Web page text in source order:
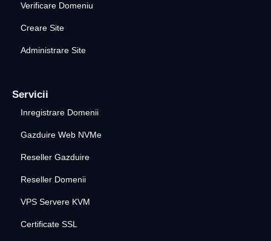
Verificare Domeniu
Creare Site
Administrare Site
Servicii
Inregistrare Domenii
Gazduire Web NVMe
Reseller Gazduire
Reseller Domenii
VPS Servere KVM
Certificate SSL